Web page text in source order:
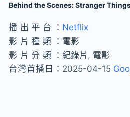
Behind the Scenes: Stranger
播出平台： Netflix
影片種類： 電影
影片分類： 紀錄片, 電影
台灣首播日： 2025-04-15